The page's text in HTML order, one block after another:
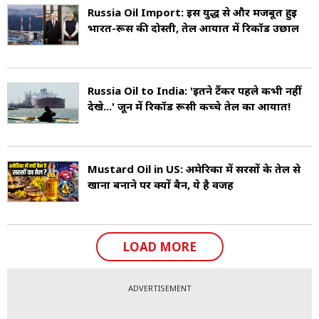
Russia Oil Import: इस युद्ध से और मजबूत हुई
भारत-रूस की दोस्ती, तेल आयात में रिकॉर्ड उछाल
Russia Oil to India: 'इतने टैंकर पहले कभी नहीं
देखे...' जून में रिकॉर्ड रूसी कच्चे तेल का आयात!
Mustard Oil in US: अमेरिका में सरसों के तेल से
खाना बनाने पर क्यों बैन, ये है वजह
LOAD MORE
ADVERTISEMENT